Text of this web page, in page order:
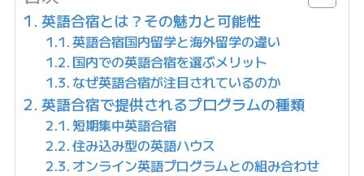
英語合宿とは？その魅力と可能性
英語合宿国内留学と海外留学の違い
国内での英語合宿を選ぶメリット
なぜ英語合宿が注目されているのか
英語合宿で提供されるプログラムの種類
短期集中英語合宿
住み込み型の英語ハウス
オンライン英語プログラムとの組み合わせ